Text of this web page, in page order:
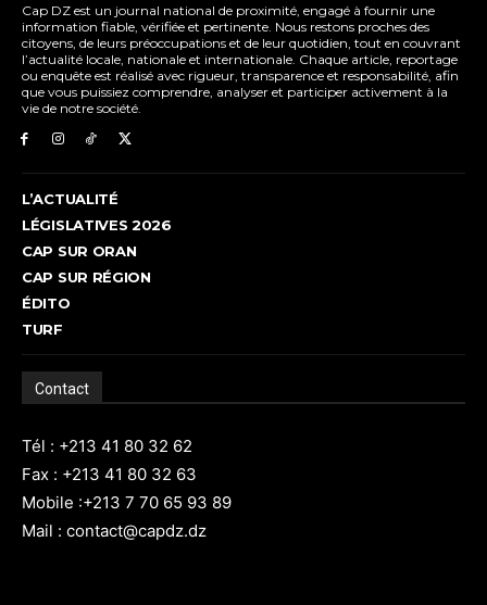
Cap DZ est un journal national de proximité, engagé à fournir une
information fiable, vérifiée et pertinente. Nous restons proches des
citoyens, de leurs préoccupations et de leur quotidien, tout en couvrant
l’actualité locale, nationale et internationale. Chaque article, reportage
ou enquête est réalisé avec rigueur, transparence et responsabilité, afin
que vous puissiez comprendre, analyser et participer activement à la
vie de notre société.
L’ACTUALITÉ
LÉGISLATIVES 2026
CAP SUR ORAN
CAP SUR RÉGION
ÉDITO
TURF
Contact
Tél : +213 41 80 32 62
Fax : +213 41 80 32 63
Mobile :+213 7 70 65 93 89
Mail : contact@capdz.dz